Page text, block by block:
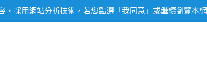
，採用網站分析技術，若您點選「我同意」或繼續瀏覽本